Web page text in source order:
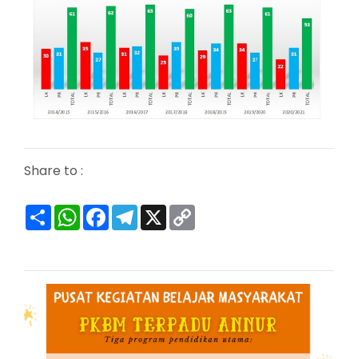
Share to :
ShareWhatsApp
Facebook
Telegram
X